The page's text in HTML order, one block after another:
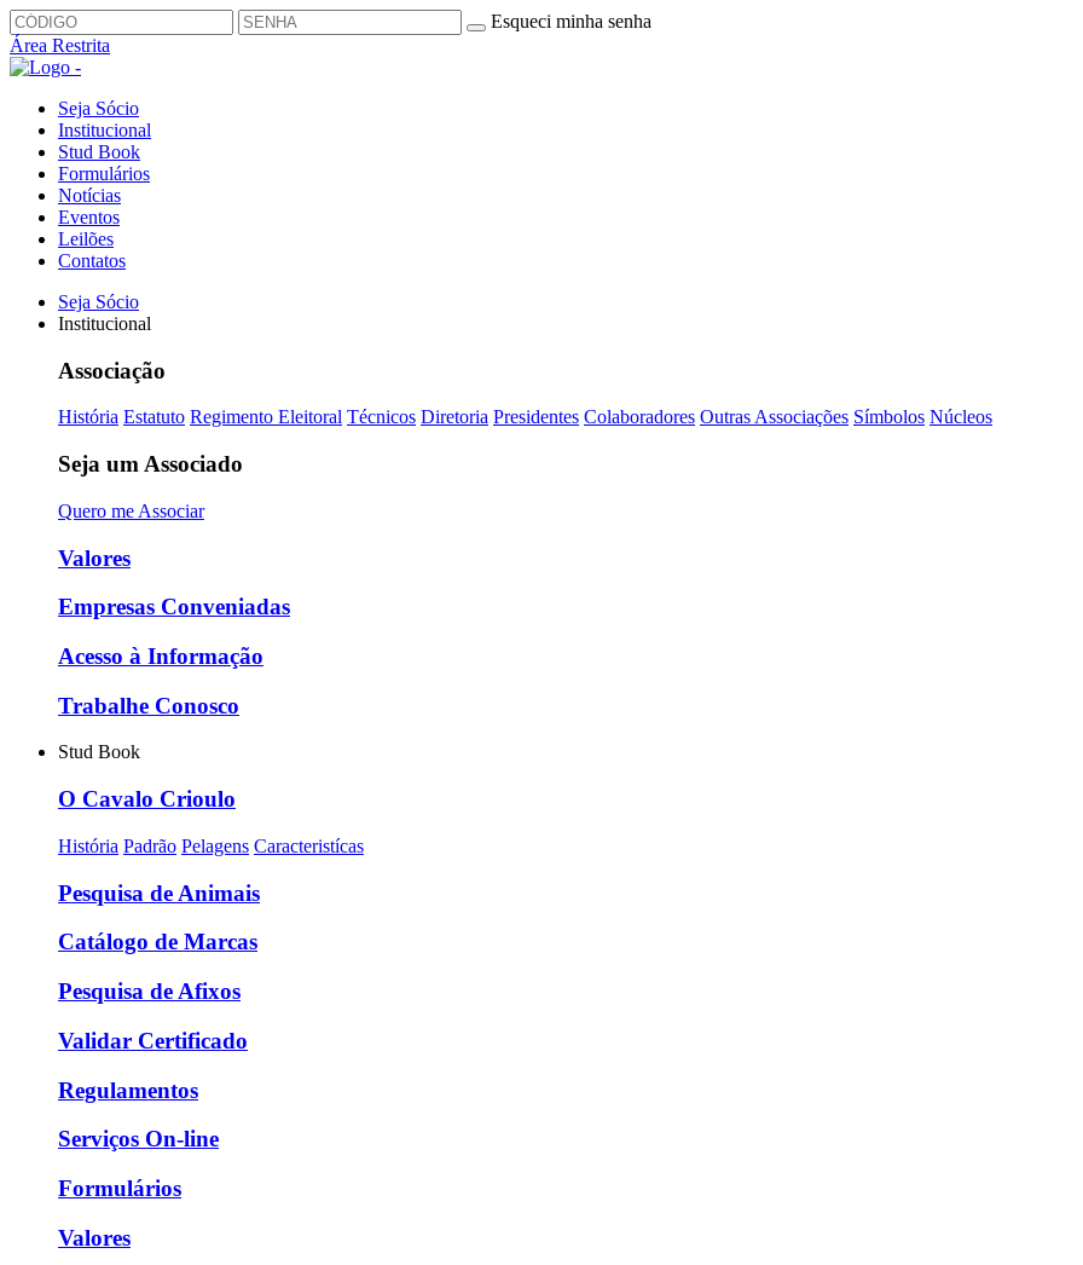
Esqueci minha senha
Área Restrita
Seja Sócio
Institucional
Stud Book
Formulários
Notícias
Eventos
Leilões
Contatos
Seja Sócio
Institucional
Associação
História Estatuto Regimento Eleitoral Técnicos Diretoria Presidentes Colaboradores Outras Associações Símbolos Núcleos
Seja um Associado
Quero me Associar
Valores
Empresas Conveniadas
Acesso à Informação
Trabalhe Conosco
Stud Book
O Cavalo Crioulo
História Padrão Pelagens Caracteristícas
Pesquisa de Animais
Catálogo de Marcas
Pesquisa de Afixos
Validar Certificado
Regulamentos
Serviços On-line
Formulários
Valores